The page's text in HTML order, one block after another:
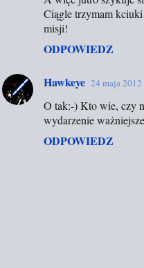
t
a
Ciągle trzymam
misji!
ODPOWIEDZ
Hawkeye 24 maja
O tak:-) Kto wie, czy
wydarzenie
ODPOWIEDZ